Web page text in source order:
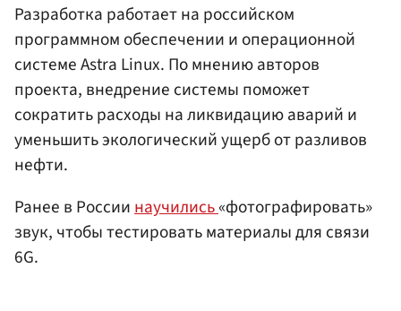
Разработка работает на российском
программном обеспечении и операционной
системе Astra Linux. По мнению авторов
проекта, внедрение системы поможет
сократить расходы на ликвидацию аварий и
уменьшить экологический ущерб от разливов
нефти.
Ранее в Россиинаучились«фотографировать»
звук, чтобы тестировать материалы для связи
6G.